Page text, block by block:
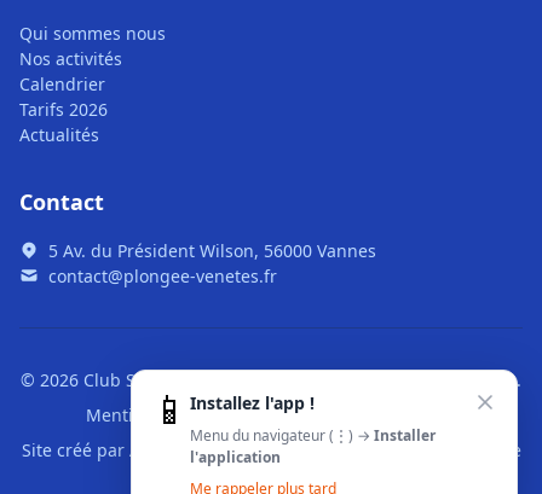
Qui sommes nous
Nos activités
Calendrier
Tarifs 2026
Actualités
Contact
5 Av. du Président Wilson, 56000 Vannes
contact@plongee-venetes.fr
© 2026 Club Subaquatique des Vénètes. Tous droits réservés.
Mentions légales
| CGU
Site créé par Alré Web,développeur web pour Vannes
voir le
📱 Installez l'app !
Menu du navigateur (⋮) → Installer
l'application
Me rappeler plus tard